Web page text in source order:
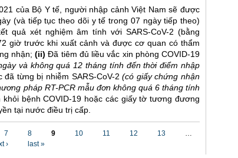
của Bộ Y tế, người nhập cảnh Việt Nam sẽ được
(và tiếp tục theo dõi y tế trong 07 ngày tiếp theo)
quả xét nghiệm âm tính với SARS-CoV-2 (bằng
giờ trước khi xuất cảnh và được cơ quan có thẩm
nhận;(ii)Đã tiêm đủ liều vắc xin phòng COVID-19
và không quá 12 tháng tính đến thời điểm nhập
đã từng bị nhiễm SARS-CoV-2(có giấy chứng nhận
pháp RT-PCR mẫu đơn không quá 6 tháng tính
khỏi bệnh COVID-19 hoặc các giấy tờ tương đương
tại nước điều trị cấp.
7 8 9 10 11 12 13
…
›
last »